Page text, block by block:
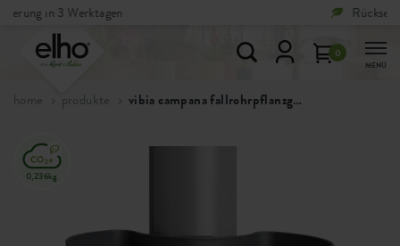
0
MENÜ
home produkte vibia campana fallrohrpflanzgefäss
0,236kg